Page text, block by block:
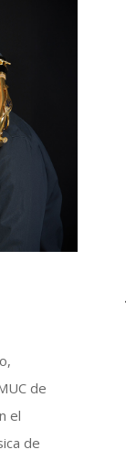
de
el
de